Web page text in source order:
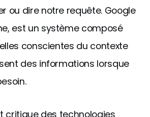
ou dire notre requête. Google
est un système composé
conscientes du contexte
des informations lorsque
critique des technologies